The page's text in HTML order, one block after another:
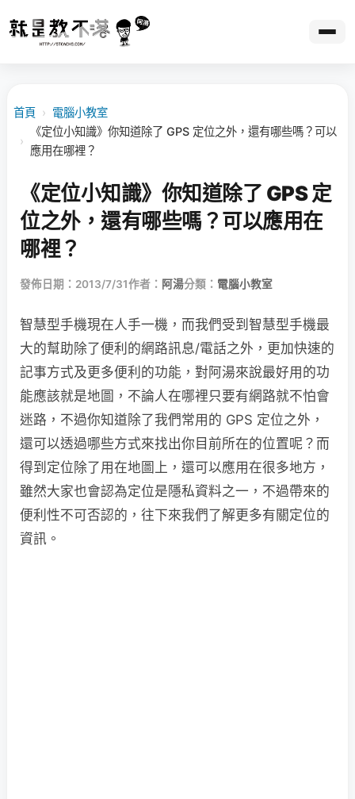
首頁 › 電腦小教室
›
《定位小知識》你知道除了 GPS 定位之外，還有哪些嗎？可以
應用在哪裡？
《定位小知識》你知道除了 GPS 定
位之外，還有哪些嗎？可以應用在
哪裡？
發佈日期：2013/7/31作者： 阿湯分類： 電腦小教室
智慧型手機現在人手一機，而我們受到智慧型手機最
大的幫助除了便利的網路訊息/電話之外，更加快速的
記事方式及更多便利的功能，對阿湯來說最好用的功
能應該就是地圖，不論人在哪裡只要有網路就不怕會
迷路，不過你知道除了我們常用的 GPS 定位之外，
還可以透過哪些方式來找出你目前所在的位置呢？而
得到定位除了用在地圖上，還可以應用在很多地方，
雖然大家也會認為定位是隱私資料之一，不過帶來的
便利性不可否認的，往下來我們了解更多有關定位的
資訊。